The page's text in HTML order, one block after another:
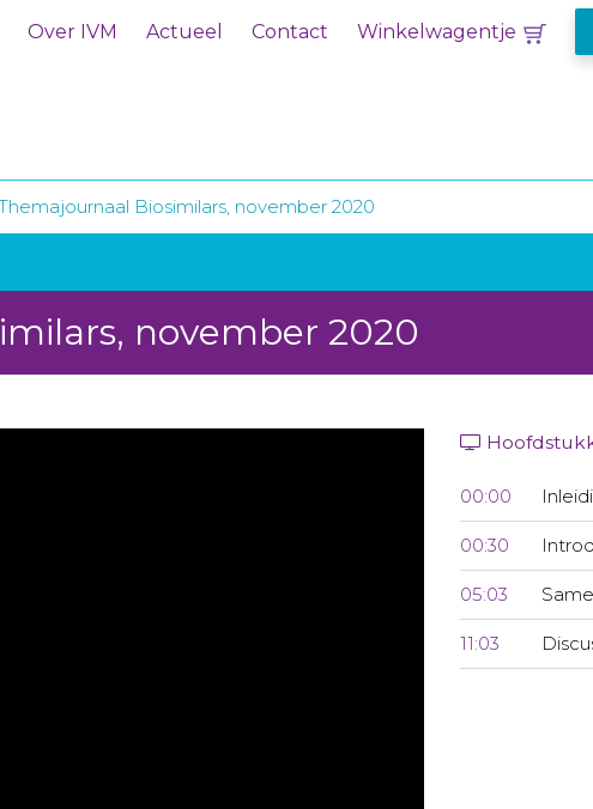
Over IVM Actueel Contact Winkelwagentje
Biosimilars, november 2020
november 2020
00:00
00:30
05:03
11:03